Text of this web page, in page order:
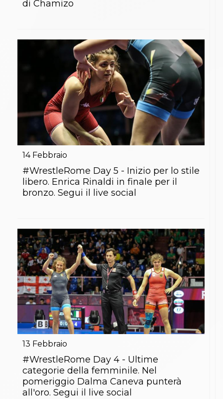
di Chamizo
14 Febbraio
#WrestleRome Day 5 - Inizio per lo stile
libero. Enrica Rinaldi in finale per il
bronzo. Segui il live social
13 Febbraio
#WrestleRome Day 4 - Ultime
categorie della femminile. Nel
pomeriggio Dalma Caneva punterà
all'oro. Segui il live social